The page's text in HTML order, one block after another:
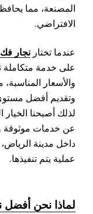
المصنعة، مما
الافتراضي.
عندما تختار نجار
على خدمة متكاملة
والأسعار
وتقديم أفضل
لذلك أصبحنا
عن خدمات موثوقة
داخل مدينة
عملية يتم تنفيذها.
لماذا نحن